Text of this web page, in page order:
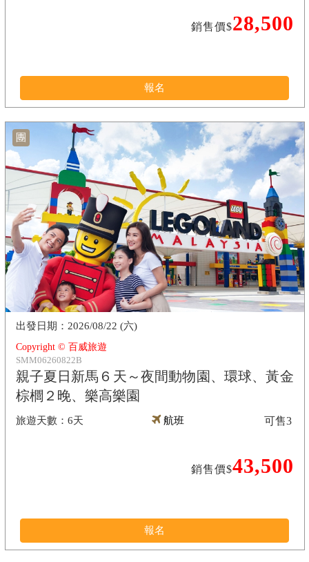
銷售價$28,500
報名
團
Copyright © 百威旅遊
SMM06260822B
親子夏日新馬６天～夜間動物園、環球、黃金
棕櫚２晚、樂高樂園
6天
2026/08/22 (六)
航班
銷售價$43,500
可售3
報名